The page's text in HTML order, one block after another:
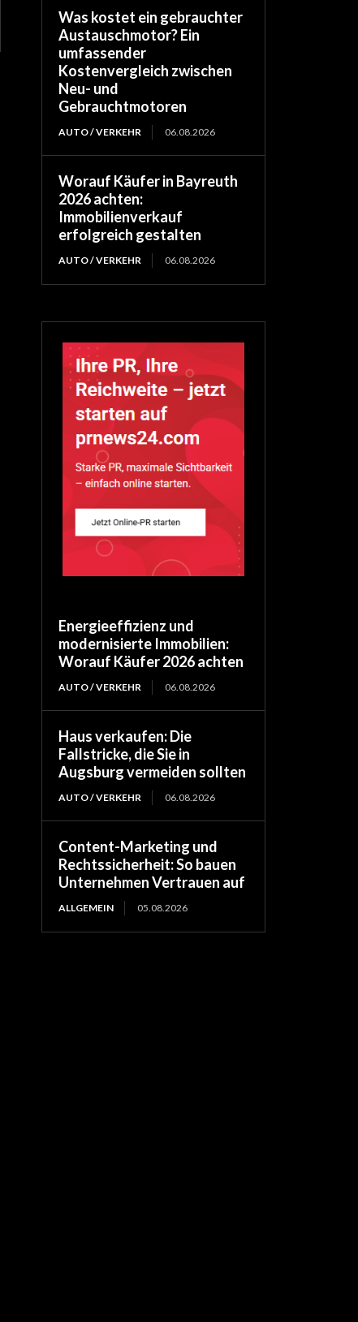
Was kostet ein gebrauchter
Austauschmotor? Ein
umfassender
Kostenvergleich zwischen
Neu- und
Gebrauchtmotoren
AUTO / VERKEHR 06.08.2026
Worauf Käufer in Bayreuth
2026 achten:
Immobilienverkauf
erfolgreich gestalten
AUTO / VERKEHR 06.08.2026
Energieeffizienz und
modernisierte Immobilien:
Worauf Käufer 2026 achten
AUTO / VERKEHR 06.08.2026
Haus verkaufen: Die
Fallstricke, die Sie in
Augsburg vermeiden sollten
AUTO / VERKEHR 06.08.2026
Content-Marketing und
Rechtssicherheit: So bauen
Unternehmen Vertrauen auf
ALLGEMEIN 05.08.2026